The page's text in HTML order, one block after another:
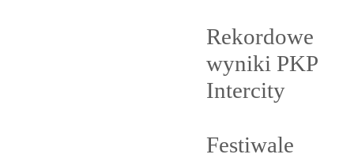
Rekordowe
wyniki PKP
Intercity
Festiwale